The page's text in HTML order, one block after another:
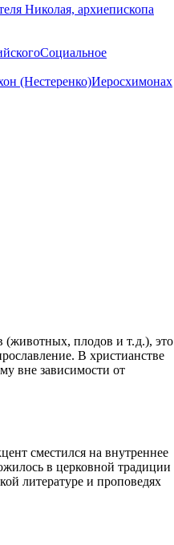
Николая, архиепископа
Социальное
(Нестеренко)Иеросхимонах
плодов и т. д.), это
В христианстве
вне зависимости от
сместился на внутреннее
в церковной традиции
литературе и проповедях